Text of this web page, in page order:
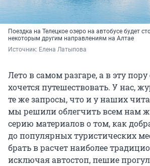
Поездка на Телецкое озеро на автобусе будет
некоторым другим направлениям на Алтае
Источник: Елена Латыпова
Лето в самом разгаре, а в эту пору
хочется путешествовать. У нас,
те же запросы, что и у наших
мы решили облегчить всем нам
серию материалов о том, как
до популярных туристических
брать в расчет наиболее
исключая автостоп, пешие